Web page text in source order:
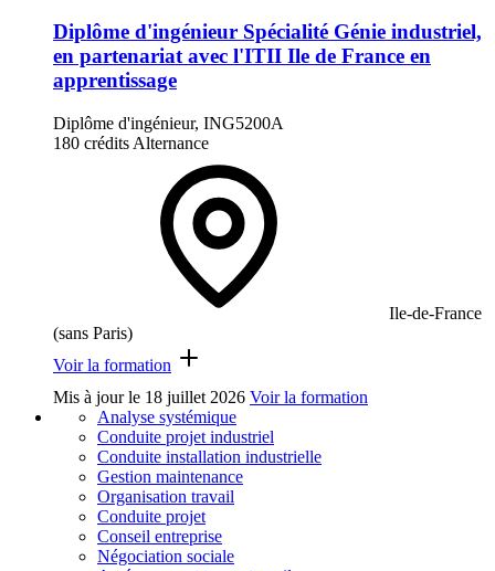
Diplôme d'ingénieur Spécialité Génie industriel,
en partenariat avec l'ITII Ile de France en
apprentissage
Diplôme d'ingénieur, ING5200A
180 crédits Alternance
Ile-de-France
(sans Paris)
Voir la formation
Mis à jour le 18 juillet 2026 Voir la formation
Analyse systémique
Conduite projet industriel
Conduite installation industrielle
Gestion maintenance
Organisation travail
Conduite projet
Conseil entreprise
Négociation sociale